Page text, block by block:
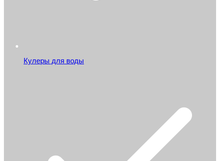
Кулеры для воды